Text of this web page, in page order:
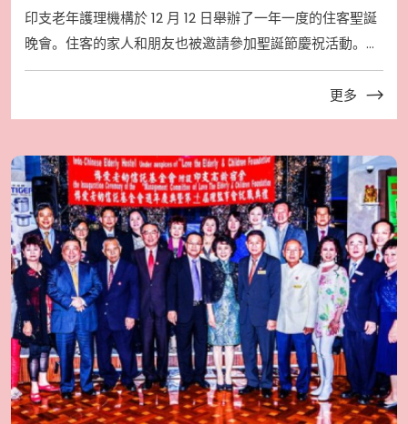
印支老年護理機構於 12 月 12 日舉辦了一年一度的住客聖誕
晚會。住客的家人和朋友也被邀請參加聖誕節慶祝活動。義
工和信托人走訪了機構的每個地方，為住客唱聖誕歌曲並送
更多